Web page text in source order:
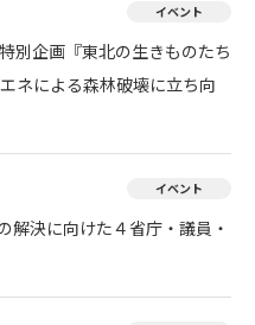
イベント
別企画『東北の生きものたち
ネによる森林破壊に立ち向
イベント
解決に向けた４省庁・議員・